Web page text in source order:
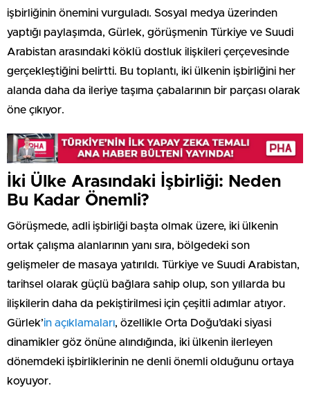
işbirliğinin önemini vurguladı. Sosyal medya üzerinden
yaptığı paylaşımda, Gürlek, görüşmenin Türkiye ve Suudi
Arabistan arasındaki köklü dostluk ilişkileri çerçevesinde
gerçekleştiğini belirtti. Bu toplantı, iki ülkenin işbirliğini her
alanda daha da ileriye taşıma çabalarının bir parçası olarak
öne çıkıyor.
İki Ülke Arasındaki İşbirliği: Neden
Bu Kadar Önemli?
Görüşmede, adli işbirliği başta olmak üzere, iki ülkenin
ortak çalışma alanlarının yanı sıra, bölgedeki son
gelişmeler de masaya yatırıldı. Türkiye ve Suudi Arabistan,
tarihsel olarak güçlü bağlara sahip olup, son yıllarda bu
ilişkilerin daha da pekiştirilmesi için çeşitli adımlar atıyor.
Gürlek’in açıklamaları, özellikle Orta Doğu’daki siyasi
dinamikler göz önüne alındığında, iki ülkenin ilerleyen
dönemdeki işbirliklerinin ne denli önemli olduğunu ortaya
koyuyor.